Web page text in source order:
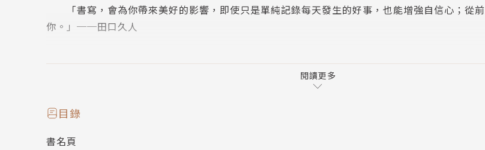
「書寫，會為你帶來美好的影響，即使只是單純記錄每天發生的好事，也能增強自信心；從
你。」──田口久人
的內心，每則貼文的讚數／愛心數都是數千起跳，粉絲爭相留言「被拯救了」、「這個有中我」。
從工作、家人、朋友、愛情、金錢乃至人生，不同的主題，但最終都是希望並提醒讀者們，「
閱讀更多
目錄
書名頁